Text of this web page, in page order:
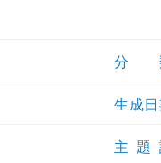
分
生成日
主 題